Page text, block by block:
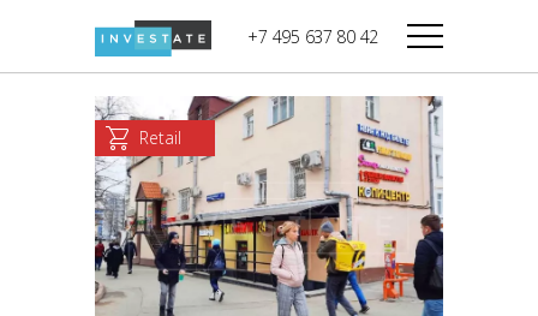
+7 495 637 80 42
Дикси
Верный
Мираторг
Магнолия
В башне
Башня Федерация-II
Запад
Башня Федерация-I
Восток
Город Столиц,
Северный блок
Город Столиц,
Южный блок
Retail